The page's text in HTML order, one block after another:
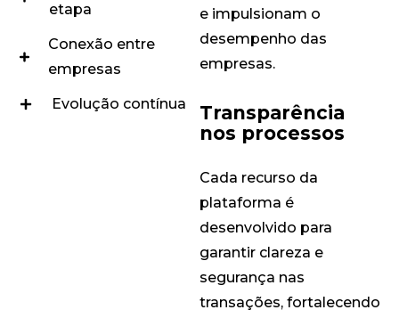
etapa
Conexão entre
empresas
Evolução contínua
e impulsionam o
desempenho das
empresas.
Transparência
nos processos
Cada recurso da
plataforma é
desenvolvido para
garantir clareza e
segurança nas
transações, fortalecendo